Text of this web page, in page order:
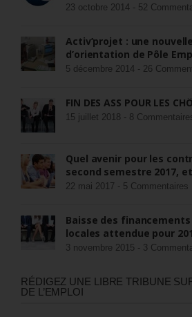
23 octobre 2014 - 52
Activ’projet : une
d’orientation de Pôle
5 décembre 2014 - 26
FIN DES ASS POUR LES
15 juillet 2018 - 8
Quel avenir pour les
second semestre 2017,
22 mai 2017 - 5 Commentaires
Baisse des
locales attendue pour
3 novembre 2015 - 3
RÉDIGEZ UNE LIBRE TRIBUNE
DE L’EMPLOI